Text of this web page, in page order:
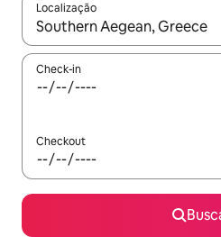
Localização
Quando os resultados
Check-in
Checkout